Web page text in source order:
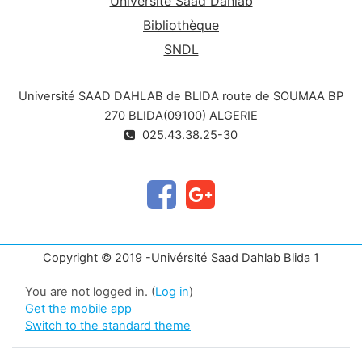
Bibliothèque
SNDL
Université SAAD DAHLAB de BLIDA route de SOUMAA BP
270 BLIDA(09100) ALGERIE
025.43.38.25-30
Copyright © 2019 -Univérsité Saad Dahlab Blida 1
You are not logged in. (Log in)
Get the mobile app
Switch to the standard theme